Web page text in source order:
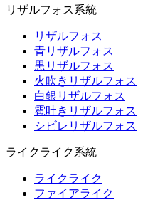
リザルフォス系統
リザルフォス
青リザルフォス
黒リザルフォス
火吹きリザルフォス
白銀リザルフォス
雹吐きリザルフォス
シビレリザルフォス
ライクライク系統
ライクライク
ファイアライク